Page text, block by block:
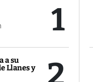
1
a su
Llanes y
2